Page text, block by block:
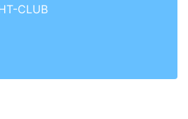
CLUB